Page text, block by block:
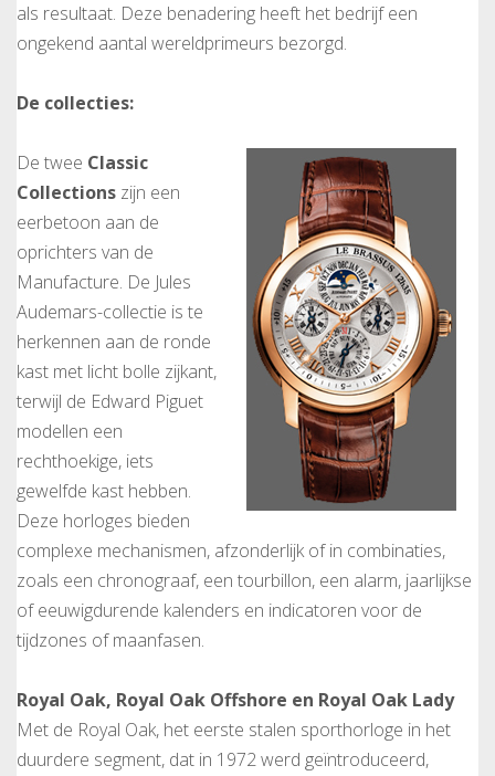
als resultaat. Deze benadering heeft het bedrijf een
ongekend aantal wereldprimeurs bezorgd.
De collecties:
De twee Classic
Collections zijn een
eerbetoon aan de
oprichters van de
Manufacture. De Jules
Audemars-collectie is te
herkennen aan de ronde
kast met licht bolle zijkant,
terwijl de Edward Piguet
modellen een
rechthoekige, iets
gewelfde kast hebben.
Deze horloges bieden
complexe mechanismen, afzonderlijk of in combinaties,
zoals een chronograaf, een tourbillon, een alarm, jaarlijkse
of eeuwigdurende kalenders en indicatoren voor de
tijdzones of maanfasen.
Royal Oak, Royal Oak Offshore en Royal Oak Lady
Met de Royal Oak, het eerste stalen sporthorloge in het
duurdere segment, dat in 1972 werd geïntroduceerd,